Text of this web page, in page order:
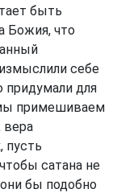
быть
Божия, что
себе
для
мы примешиваем
пусть
сатана не
бы подобно